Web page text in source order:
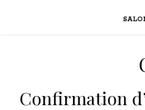
Confirmation